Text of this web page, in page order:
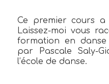
Ce premier cours
Laissez-moi vous
formation en
par Pascale Saly-
l’école de danse.